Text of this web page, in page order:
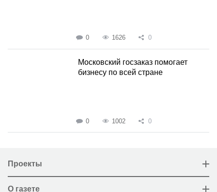
0 1626 0
Московский госзаказ помогает
бизнесу по всей стране
0 1002 0
Проекты
О газете